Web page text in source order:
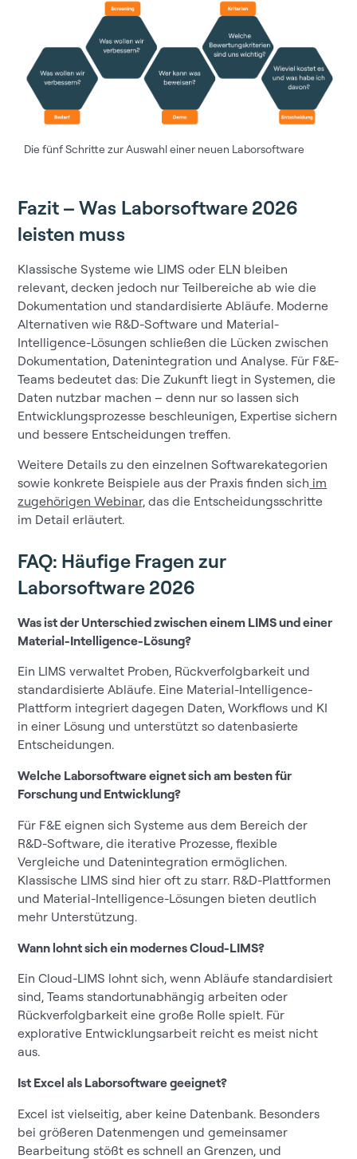
Die fünf Schritte zur Auswahl einer neuen Laborsoftware
Fazit – Was Laborsoftware 2026
leisten muss
Klassische Systeme wie LIMS oder ELN bleiben
relevant, decken jedoch nur Teilbereiche ab wie die
Dokumentation und standardisierte Abläufe. Moderne
Alternativen wie R&D-Software und Material-
Intelligence-Lösungen schließen die Lücken zwischen
Dokumentation, Datenintegration und Analyse. Für F&E-
Teams bedeutet das: Die Zukunft liegt in Systemen, die
Daten nutzbar machen – denn nur so lassen sich
Entwicklungsprozesse beschleunigen, Expertise sichern
und bessere Entscheidungen treffen.
Weitere Details zu den einzelnen Softwarekategorien
sowie konkrete Beispiele aus der Praxis finden sich im
zugehörigen Webinar, das die Entscheidungsschritte
im Detail erläutert.
FAQ: Häufige Fragen zur
Laborsoftware 2026
Was ist der Unterschied zwischen einem LIMS und einer
Material-Intelligence-Lösung?
Ein LIMS verwaltet Proben, Rückverfolgbarkeit und
standardisierte Abläufe. Eine Material-Intelligence-
Plattform integriert dagegen Daten, Workflows und KI
in einer Lösung und unterstützt so datenbasierte
Entscheidungen.
Welche Laborsoftware eignet sich am besten für
Forschung und Entwicklung?
Für F&E eignen sich Systeme aus dem Bereich der
R&D-Software, die iterative Prozesse, flexible
Vergleiche und Datenintegration ermöglichen.
Klassische LIMS sind hier oft zu starr. R&D-Plattformen
und Material-Intelligence-Lösungen bieten deutlich
mehr Unterstützung.
Wann lohnt sich ein modernes Cloud-LIMS?
Ein Cloud-LIMS lohnt sich, wenn Abläufe standardisiert
sind, Teams standortunabhängig arbeiten oder
Rückverfolgbarkeit eine große Rolle spielt. Für
explorative Entwicklungsarbeit reicht es meist nicht
aus.
Ist Excel als Laborsoftware geeignet?
Excel ist vielseitig, aber keine Datenbank. Besonders
bei größeren Datenmengen und gemeinsamer
Bearbeitung stößt es schnell an Grenzen, und